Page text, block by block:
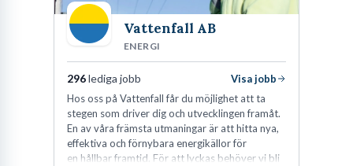
Vattenfall AB
ENERGI
296lediga jobb
Visa jobb
Hos oss på Vattenfall får du möjlighet att ta
stegen som driver dig och utvecklingen framåt.
En av våra främsta utmaningar är att hitta nya,
effektiva och förnybara energikällor för
en hållbar framtid. För att lyckas behöver vi bli